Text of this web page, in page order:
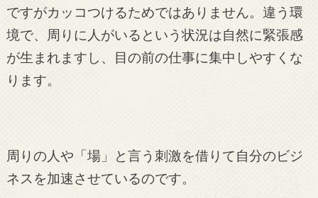
ですがカッコつけるためではありません。違う環
境で、周りに人がいるという状況は自然に緊張感
が生まれますし、目の前の仕事に集中しやすくな
ります。
周りの人や「場」と言う刺激を借りて自分のビジ
ネスを加速させているのです。